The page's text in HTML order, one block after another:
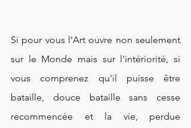
Si pour vous l'Art ouvre non seulement
sur le Monde mais sur l'intériorité, si
vous comprenez qu'il puisse être
bataille, douce bataille sans cesse
recommencée et la vie, perdue